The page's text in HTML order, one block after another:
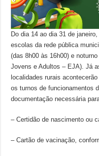
Do dia 14 ao dia 31 de
escolas da rede pública
(das 8h00 às 16h00) e
Jovens e Adultos – EJA). Já
localidades rurais
os turnos de funcionamentos
documentação necessária
– Certidão de nascimento ou
– Cartão de vacinação,